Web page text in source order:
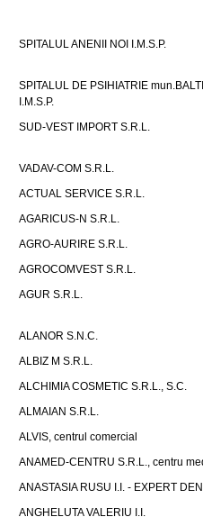
SPITALUL ANENII NOI I.M.S.P.
SPITALUL DE PSIHIATRIE mun.BALTI
I.M.S.P.
SUD-VEST IMPORT S.R.L.
VADAV-COM S.R.L.
ACTUAL SERVICE S.R.L.
AGARICUS-N S.R.L.
AGRO-AURIRE S.R.L.
AGROCOMVEST S.R.L.
AGUR S.R.L.
ALANOR S.N.C.
ALBIZ M S.R.L.
ALCHIMIA COSMETIC S.R.L., S.C.
ALMAIAN S.R.L.
ALVIS, centrul comercial
ANAMED-CENTRU S.R.L., centru
ANASTASIA RUSU I.I. - EXPERT
ANGHELUTA VALERIU I.I.